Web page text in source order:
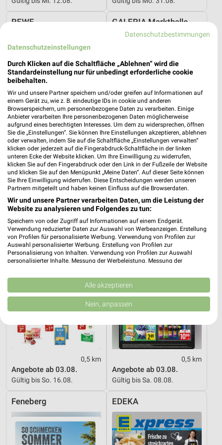
REWE
0,3 km
Angebote ab 03.08.
Gültig bis Sa. 08.08.
GALERIA Markthalle
0,5 km
Angebote ab 17.08.
Gültig ab Mo. 17.08.
GALERIA Markthalle
0,5 km
Angebote ab 03.08.
Gültig bis So. 16.08.
EDEKA
0,5 km
Angebote ab 03.08.
Gültig bis Sa. 08.08.
Feneberg EDEKA
Datenschutzbestimmungen
Datenschutzeinstellungen
Durch Klicken auf die Schaltfläche „Ablehnen“ wird die
Standardeinstellung nur für unbedingt erforderliche cookie
beibehalten.
Wir und unsere Partner speichern und/oder greifen auf Informationen auf
einem Gerät zu, wie z. B. eindeutige IDs in cookie und anderen
Browserspeichern, um personenbezogene Daten zu verarbeiten. Einige
Anbieter verarbeiten Ihre personenbezogenen Daten möglicherweise
aufgrund eines berechtigten Interesses. Um dem zu widersprechen, öffnen
Sie die „Einstellungen“. Sie können Ihre Einstellungen akzeptieren, ablehnen
oder verwalten, indem Sie auf die Schaltfläche „Einstellungen verwalten“
klicken oder jederzeit auf die Fingerabdruck-Schaltfläche in der linken
unteren Ecke der Website klicken. Um Ihre Einwilligung zu widerrufen,
klicken Sie auf den Fingerabdruck oder den Link in der Fußzeile der Website
und klicken Sie auf den Menüpunkt „Meine Daten“. Auf dieser Seite können
Sie Ihre Einwilligung widerrufen. Diese Entscheidungen werden unseren
Partnern mitgeteilt und haben keinen Einfluss auf die Browserdaten.
Wir und unsere Partner verarbeiten Daten, um die Leistung der
Website zu analysieren und Folgendes zu tun:
Speichern von oder Zugriff auf Informationen auf einem Endgerät.
Verwendung reduzierter Daten zur Auswahl von Werbeanzeigen. Erstellung
von Profilen für personalisierte Werbung. Verwendung von Profilen zur
Auswahl personalisierter Werbung. Erstellung von Profilen zur
Personalisierung von Inhalten. Verwendung von Profilen zur Auswahl
personalisierter Inhalte. Messung der Werbeleistung. Messung der
Kombinationen von Daten aus verschiedenen Quellen. Entwicklung und
Verbesserung der Angebote. Verwendung reduzierter Daten zur Auswahl
von Inhalten.
Daten können außerhalb der Europäischen Union weitergegeben und in die
Website/App.
Partnerliste anzeigen (1 IAB-Anbieter)
IAB-Verarbeitungszwecke:
Speichern von oder Zugriff auf Informationen
Verwendung reduzierter Daten zur Auswahl von
Werbeanzeigen
Erstellung von Profilen für personalisierte
Alle akzeptieren
Nein, anpassen